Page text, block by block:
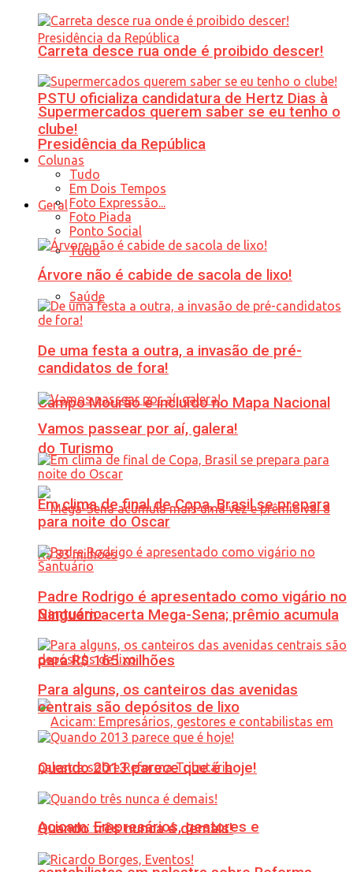
PSTU oficializa candidatura de Hertz Dias à
Presidência da República
Geral
Tudo
Saúde
Campo Mourão é incluído no Mapa Nacional
do Turismo
Ninguém acerta Mega-Sena; prêmio acumula
para R$ 165 milhões
Acicam: Empresários, gestores e
Carreta desce rua onde é proibido descer!
Supermercados querem saber se eu tenho o
clube!
Colunas
Tudo
Em Dois Tempos
Foto Expressão...
Foto Piada
Ponto Social
Árvore não é cabide de sacola de lixo!
De uma festa a outra, a invasão de pré-
candidatos de fora!
Vamos passear por aí, galera!
Em clima de final de Copa, Brasil se prepara
para noite do Oscar
Padre Rodrigo é apresentado como vigário no
Santuário
Para alguns, os canteiros das avenidas
centrais são depósitos de lixo
Quando 2013 parece que é hoje!
Quando três nunca é demais!